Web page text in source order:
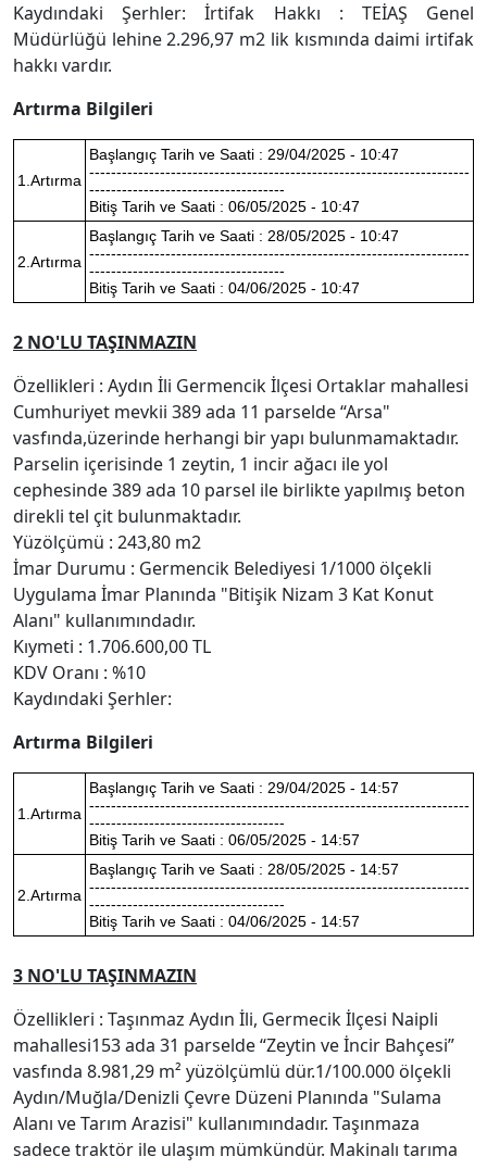
Kaydındaki Şerhler: İrtifak Hakkı : TEİAŞ Genel
Müdürlüğü lehine 2.296,97 m2 lik kısmında daimi irtifak
hakkı vardır.
Artırma Bilgileri
1.Artırma
Başlangıç Tarih ve Saati : 29/04/2025 - 10:47
----------------------------------------------------------------------
------------------------------------
Bitiş Tarih ve Saati : 06/05/2025 - 10:47
2.Artırma
Başlangıç Tarih ve Saati : 28/05/2025 - 10:47
----------------------------------------------------------------------
------------------------------------
Bitiş Tarih ve Saati : 04/06/2025 - 10:47
2 NO'LU TAŞINMAZIN
Özellikleri : Aydın İli Germencik İlçesi Ortaklar mahallesi
Cumhuriyet mevkii 389 ada 11 parselde “Arsa"
vasfında,üzerinde herhangi bir yapı bulunmamaktadır.
Parselin içerisinde 1 zeytin, 1 incir ağacı ile yol
cephesinde 389 ada 10 parsel ile birlikte yapılmış beton
direkli tel çit bulunmaktadır.
Yüzölçümü : 243,80 m2
İmar Durumu : Germencik Belediyesi 1/1000 ölçekli
Uygulama İmar Planında "Bitişik Nizam 3 Kat Konut
Alanı" kullanımındadır.
Kıymeti : 1.706.600,00 TL
KDV Oranı : %10
Kaydındaki Şerhler:
Artırma Bilgileri
1.Artırma
Başlangıç Tarih ve Saati : 29/04/2025 - 14:57
----------------------------------------------------------------------
------------------------------------
Bitiş Tarih ve Saati : 06/05/2025 - 14:57
2.Artırma
Başlangıç Tarih ve Saati : 28/05/2025 - 14:57
----------------------------------------------------------------------
------------------------------------
Bitiş Tarih ve Saati : 04/06/2025 - 14:57
3 NO'LU TAŞINMAZIN
Özellikleri : Taşınmaz Aydın İli, Germecik İlçesi Naipli
mahallesi153 ada 31 parselde “Zeytin ve İncir Bahçesi”
vasfında 8.981,29 m² yüzölçümlü dür.1/100.000 ölçekli
Aydın/Muğla/Denizli Çevre Düzeni Planında "Sulama
Alanı ve Tarım Arazisi" kullanımındadır. Taşınmaza
sadece traktör ile ulaşım mümkündür. Makinalı tarıma